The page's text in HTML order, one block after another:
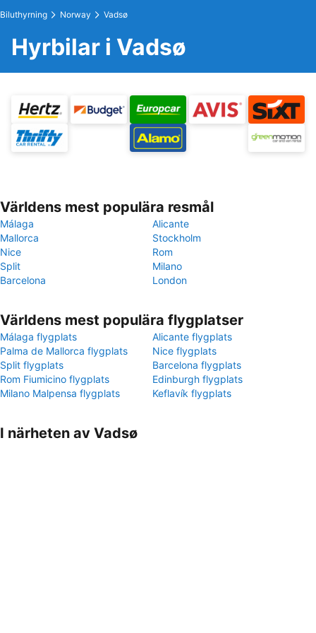
Biluthyrning Norway Vadsø
Hyrbilar i Vadsø
Världens mest populära resmål
Málaga
Alicante
Mallorca
Stockholm
Nice
Rom
Split
Milano
Barcelona
London
Världens mest populära flygplatser
Málaga flygplats
Alicante flygplats
Palma de Mallorca flygplats
Nice flygplats
Split flygplats
Barcelona flygplats
Rom Fiumicino flygplats
Edinburgh flygplats
Milano Malpensa flygplats
Keflavík flygplats
I närheten av Vadsø